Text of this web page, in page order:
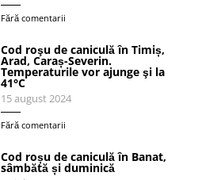
Fără comentarii
Cod roşu de caniculă în Timiș,
Arad, Caraș-Severin.
Temperaturile vor ajunge şi la
41°C
15 august 2024
Fără comentarii
Cod roșu de caniculă în Banat,
sâmbătă și duminică